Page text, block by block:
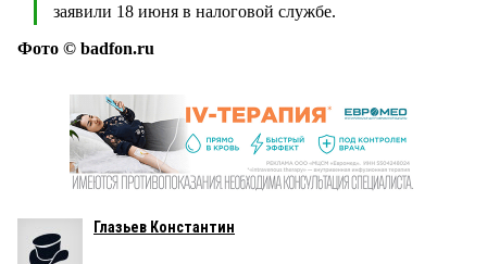
заявили 18 июня в налоговой службе.
Фото © badfon.ru
Глазьев Константин